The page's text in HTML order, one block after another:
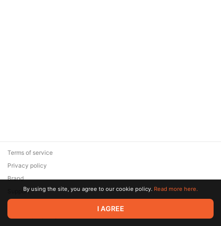
© 2026 Zaya Solutions Limited. All rights reserved. All trademarks
are the property of their respective owners.
Terms of service
Privacy policy
Brand
SupportBy using the site, you agree to our cookie policy. Read more here.
I AGREE